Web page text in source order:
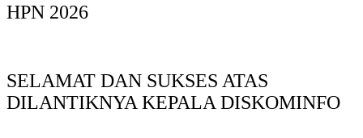
HPN 2026
SELAMAT DAN SUKSES ATAS
DILANTIKNYA KEPALA DISKOMINFO